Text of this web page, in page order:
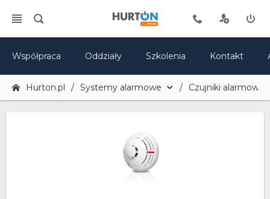
Współpraca Oddziały Szkolenia Kontakt
Hurton.pl Systemy alarmowe Czujniki alarmowe